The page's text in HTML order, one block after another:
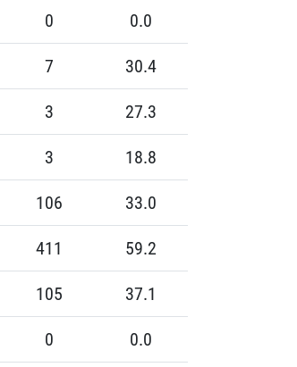
0 0.0
7 30.4
3 27.3
3 18.8
106 33.0
411 59.2
105 37.1
0 0.0